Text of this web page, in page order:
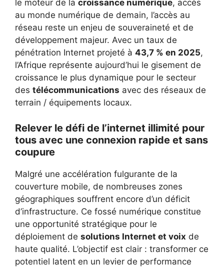
le moteur de la croissance numérique, accès
au monde numérique de demain, l’accès au
réseau reste un enjeu de souveraineté et de
développement majeur. Avec un taux de
pénétration Internet projeté à 43,7 % en 2025,
l’Afrique représente aujourd’hui le gisement de
croissance le plus dynamique pour le secteur
des télécommunications avec des réseaux de
terrain / équipements locaux.
Relever le défi de l’internet illimité pour
tous avec une connexion rapide et sans
coupure
Malgré une accélération fulgurante de la
couverture mobile, de nombreuses zones
géographiques souffrent encore d’un déficit
d’infrastructure. Ce fossé numérique constitue
une opportunité stratégique pour le
déploiement de solutions Internet et voix de
haute qualité. L’objectif est clair : transformer ce
potentiel latent en un levier de performance